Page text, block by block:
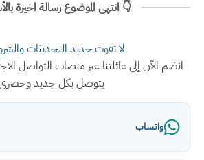
👇 انتهى الموضوع رسالة اخيرة
لا تفوت جديد التحديثات
انضم الآن إلى عائلتنا عبر منصات التواصل
يتوصل بكل جديد
واتساب